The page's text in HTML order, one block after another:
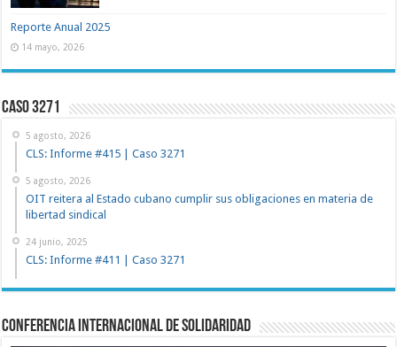
Reporte Anual 2025
14 mayo, 2026
Caso 3271
5 agosto, 2026
CLS: Informe #415 | Caso 3271
5 agosto, 2026
OIT reitera al Estado cubano cumplir sus obligaciones en materia de
libertad sindical
24 junio, 2025
CLS: Informe #411 | Caso 3271
Conferencia Internacional de Solidaridad